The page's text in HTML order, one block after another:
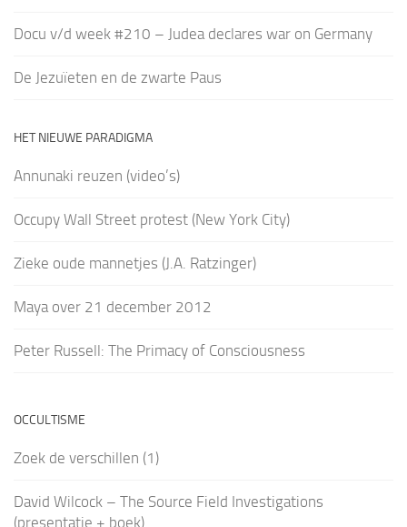
Docu v/d week #210 – Judea declares war on Germany
De Jezuïeten en de zwarte Paus
HET NIEUWE PARADIGMA
Annunaki reuzen (video’s)
Occupy Wall Street protest (New York City)
Zieke oude mannetjes (J.A. Ratzinger)
Maya over 21 december 2012
Peter Russell: The Primacy of Consciousness
OCCULTISME
Zoek de verschillen (1)
David Wilcock – The Source Field Investigations
(presentatie + boek)